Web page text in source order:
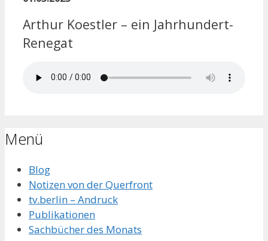
Arthur Koestler – ein Jahrhundert-
Renegat
Menü
Blog
Notizen von der Querfront
tv.berlin – Andruck
Publikationen
Sachbücher des Monats